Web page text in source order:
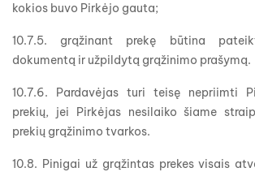
kokios buvo Pirkėjo gauta;
10.7.5. grąžinant prekę būtina
dokumentą ir užpildytą grąžinimo prašymą.
10.7.6. Pardavėjas turi teisę nepriimti
prekių, jei Pirkėjas nesilaiko šiame
prekių grąžinimo tvarkos.
10.8. Pinigai už grąžintas prekes visais